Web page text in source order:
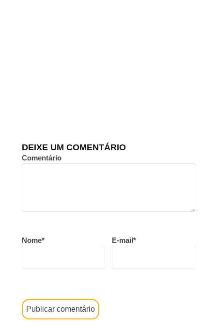
DEIXE UM COMENTÁRIO
Comentário
Nome* E-mail*